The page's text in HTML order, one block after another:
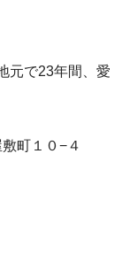
元で23年間、愛
町１０−４